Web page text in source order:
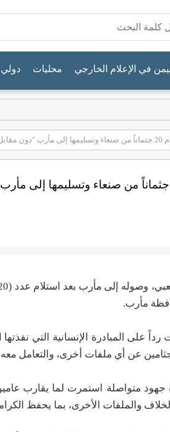
في الإعلام الخارجي محليات دولي
مأرب.
على المبادرة الإنسانية التي
عن أي ملفات أخرى، والتعامل معه
جهود متواصلة استمرت لما يقارب
والملفات الأخرى، بما يحفظ